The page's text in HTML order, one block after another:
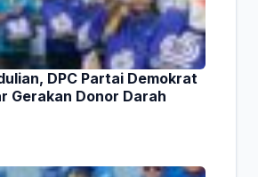
DPC Partai Demokrat
Gerakan Donor Darah